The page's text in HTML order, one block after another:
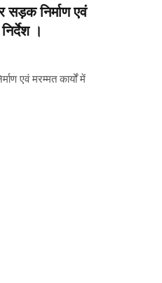
निर्माण एवं
।
एवं मरम्मत कार्यों में